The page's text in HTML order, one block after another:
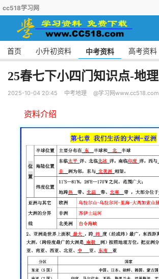
cc518学习网
首页 小升初资料 中考资料 高考资料
25春七下小四门知识点-地理
2025-10-04 20:45 中考地理 @学习网www.cc518.com
资料介绍